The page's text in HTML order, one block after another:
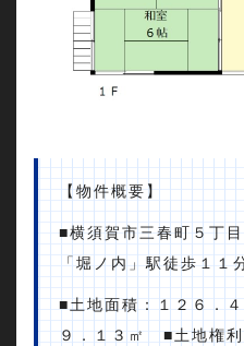
【物件概要】
■横須賀市三春町５丁
「堀ノ内」駅徒歩１
■土地面積：１２６．
９．１３㎡ ■土地権利